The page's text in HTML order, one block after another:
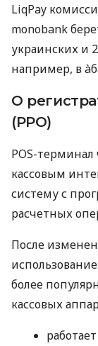
LiqPay
monobank
украинских и
например, в
О
(РРО)
POS-терминал
кассовым
систему с
расчетных
После
более
кассовых